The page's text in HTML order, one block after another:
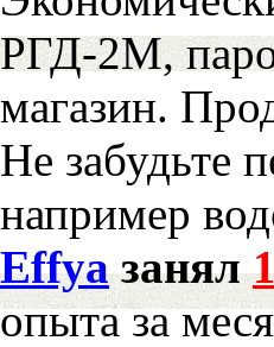
РГД-2М,
магазин.
Не забудьте
например
Effyaзанял
опыта за